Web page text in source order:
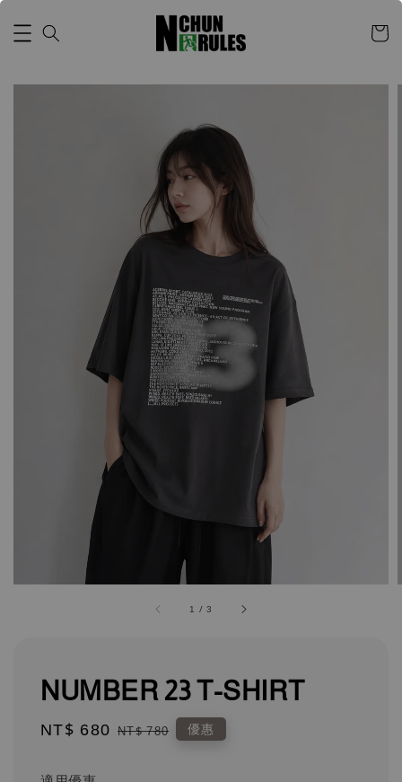
1 /3
NUMBER 23 T-SHIRT
Sale
NT$ 680 Regular
NT$ 780 優惠